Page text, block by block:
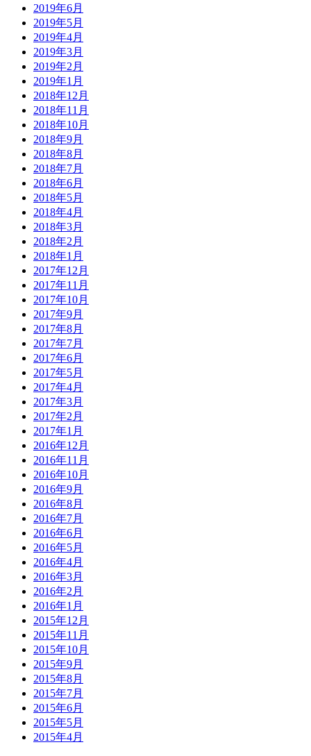
2019年6月
2019年5月
2019年4月
2019年3月
2019年2月
2019年1月
2018年12月
2018年11月
2018年10月
2018年9月
2018年8月
2018年7月
2018年6月
2018年5月
2018年4月
2018年3月
2018年2月
2018年1月
2017年12月
2017年11月
2017年10月
2017年9月
2017年8月
2017年7月
2017年6月
2017年5月
2017年4月
2017年3月
2017年2月
2017年1月
2016年12月
2016年11月
2016年10月
2016年9月
2016年8月
2016年7月
2016年6月
2016年5月
2016年4月
2016年3月
2016年2月
2016年1月
2015年12月
2015年11月
2015年10月
2015年9月
2015年8月
2015年7月
2015年6月
2015年5月
2015年4月